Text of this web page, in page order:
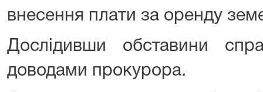
внесення плати за оренду
Дослідивши обставини
доводами прокурора.